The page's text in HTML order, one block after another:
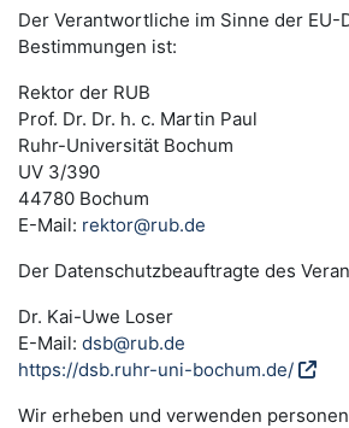
Der Verantwortliche im Sinne der
Bestimmungen ist:
Rektor der RUB
Prof. Dr. Dr. h. c. Martin Paul
Ruhr-Universität Bochum
UV 3/390
44780 Bochum
E-Mail: rektor@rub.de
Der Datenschutzbeauftragte des
Dr. Kai-Uwe Loser
E-Mail: dsb@rub.de
https://dsb.ruhr-uni-bochum.de/
Wir erheben und verwenden